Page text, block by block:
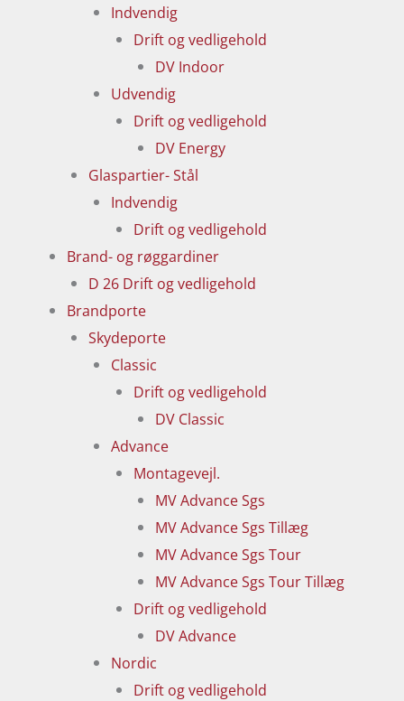
Indvendig
Drift og vedligehold
DV Indoor
Udvendig
Drift og vedligehold
DV Energy
Glaspartier- Stål
Indvendig
Drift og vedligehold
Brand- og røggardiner
D 26 Drift og vedligehold
Brandporte
Skydeporte
Classic
Drift og vedligehold
DV Classic
Advance
Montagevejl.
MV Advance Sgs
MV Advance Sgs Tillæg
MV Advance Sgs Tour
MV Advance Sgs Tour Tillæg
Drift og vedligehold
DV Advance
Nordic
Drift og vedligehold